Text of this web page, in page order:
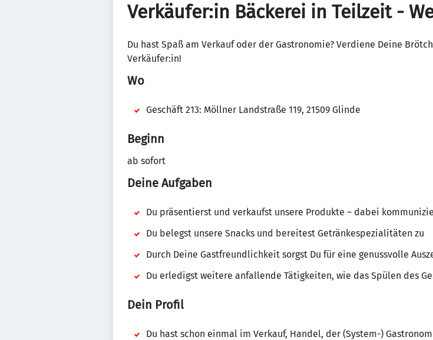
Verkäufer:in Bäckerei in Teilzeit -
Du hast Spaß am Verkauf oder der Gastronomie? Verdiene Deine
Verkäufer:in!
Wo
Geschäft 213: Möllner Landstraße 119, 21509 Glinde
Beginn
ab sofort
Deine Aufgaben
Du präsentierst und verkaufst unsere Produkte – dabei
Du belegst unsere Snacks und bereitest Getränkespezialitäten zu
Durch Deine Gastfreundlichkeit sorgst Du für eine genussvolle
Du erledigst weitere anfallende Tätigkeiten, wie das Spülen des
Dein Profil
Du hast schon einmal im Verkauf, Handel, der (System-)